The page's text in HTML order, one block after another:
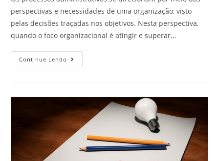
perspectivas e necessidades de uma organização, visto
pelas decisões traçadas nos objetivos. Nesta perspectiva,
quando o foco organizacional é atingir e superar…
Continue Lendo